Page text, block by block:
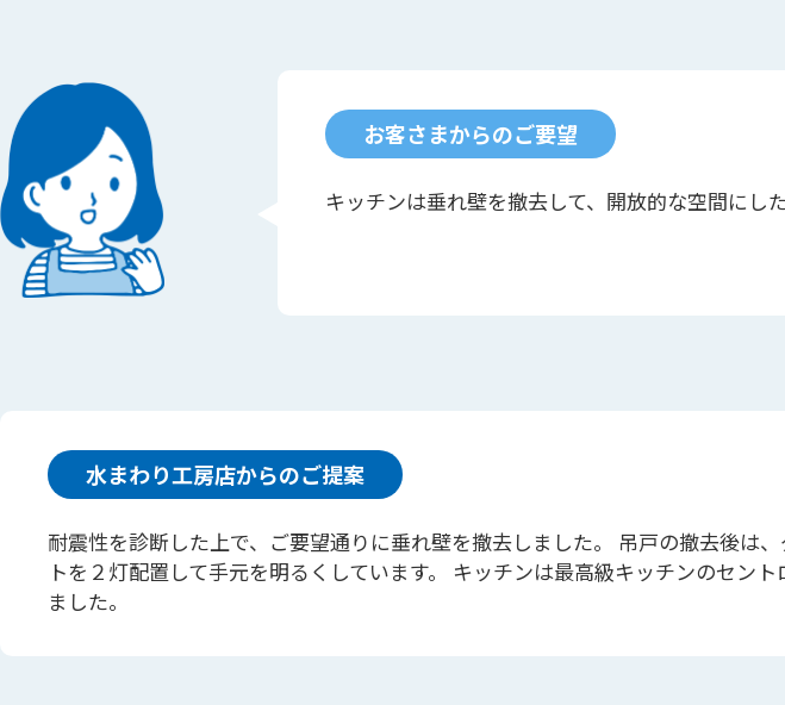
お客さまからのご要望
キッチンは垂れ壁を撤去して、開放的な空間にした
水まわり工房店からのご提案
耐震性を診断した上で、ご要望通りに垂れ壁を撤去しました。 吊戸の撤去後は
トを２灯配置して手元を明るくしています。 キッチンは最高級キッチンのセント
ました。